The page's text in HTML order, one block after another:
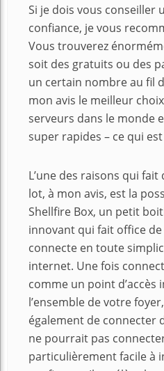
Si je dois vous conseiller
confiance, je vous
Vous trouverez
soit des gratuits ou des
un certain nombre au fil
mon avis le meilleur
serveurs dans le monde
super rapides – ce qui
L’une des raisons qui
lot, à mon avis, est la
Shellfire Box, un petit
innovant qui fait office
connecte en toute
internet. Une fois
comme un point
l’ensemble de votre
également de connecter
ne pourrait pas
particulièrement facile à